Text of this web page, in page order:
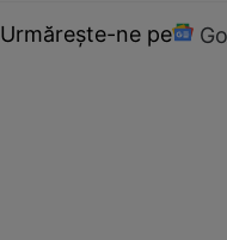
Urmărește-ne pe